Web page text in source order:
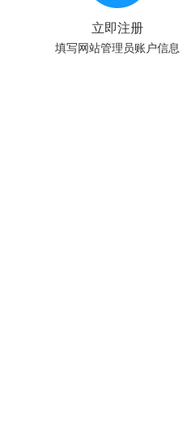
立即注册
填写网站管理员账户信息